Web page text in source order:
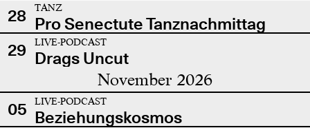
28
TANZ
Pro Senectute Tanznachmittag
29
LIVE-PODCAST
Drags Uncut
November 2026
05 LIVE-PODCAST
Beziehungskosmos